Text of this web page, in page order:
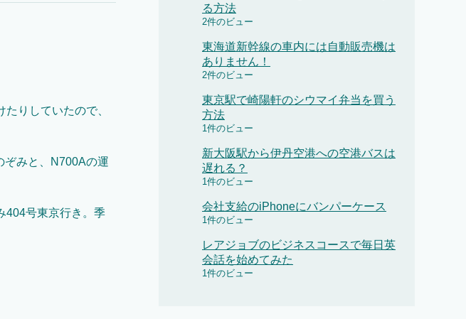
りしていたので、
ぞみと、N700Aの運
404号東京行き。季
る方法
2件のビュー
東海道新幹線の車内には自動販売機は
ありません！
2件のビュー
東京駅で崎陽軒のシウマイ弁当を買う
方法
1件のビュー
新大阪駅から伊丹空港への空港バスは
遅れる？
1件のビュー
会社支給のiPhoneにバンパーケース
1件のビュー
レアジョブのビジネスコースで毎日英
会話を始めてみた
1件のビュー